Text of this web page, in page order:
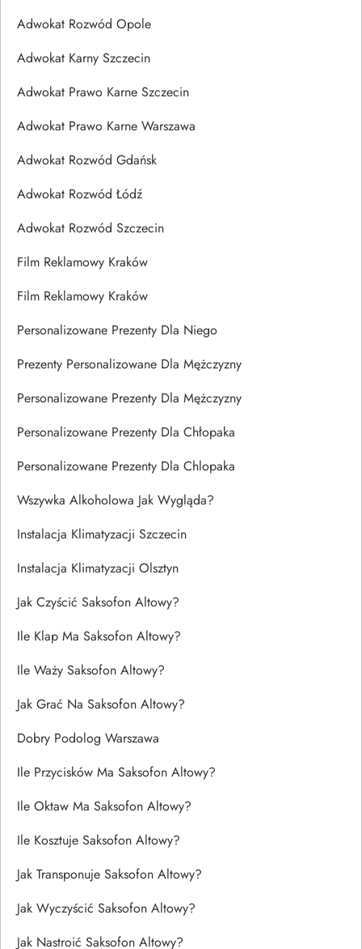
Adwokat Rozwód Opole
Adwokat Karny Szczecin
Adwokat Prawo Karne Szczecin
Adwokat Prawo Karne Warszawa
Adwokat Rozwód Gdańsk
Adwokat Rozwód Łódź
Adwokat Rozwód Szczecin
Film Reklamowy Kraków
Film Reklamowy Kraków
Personalizowane Prezenty Dla Niego
Prezenty Personalizowane Dla Mężczyzny
Personalizowane Prezenty Dla Mężczyzny
Personalizowane Prezenty Dla Chłopaka
Personalizowane Prezenty Dla Chlopaka
Wszywka Alkoholowa Jak Wygląda?
Instalacja Klimatyzacji Szczecin
Instalacja Klimatyzacji Olsztyn
Jak Czyścić Saksofon Altowy?
Ile Klap Ma Saksofon Altowy?
Ile Waży Saksofon Altowy?
Jak Grać Na Saksofon Altowy?
Dobry Podolog Warszawa
Ile Przycisków Ma Saksofon Altowy?
Ile Oktaw Ma Saksofon Altowy?
Ile Kosztuje Saksofon Altowy?
Jak Transponuje Saksofon Altowy?
Jak Wyczyścić Saksofon Altowy?
Jak Nastroić Saksofon Altowy?